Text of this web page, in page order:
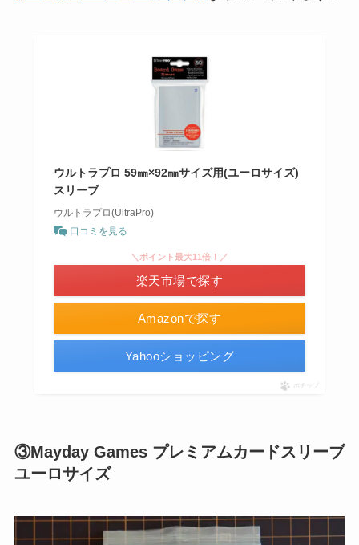
ウルトラプロ 59㎜×92㎜サイズ用(ユーロサイズ)
スリーブ
ウルトラプロ(UltraPro)
口コミを見る
Amazonで探す
＼ポイント最大11倍！／
楽天市場で探す
Yahooショッピング
ポチップ
③Mayday Games プレミアムカードスリーブ
ユーロサイズ